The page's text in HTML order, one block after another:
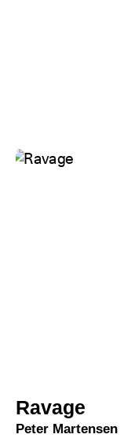
Fr
Ravage
Peter Martensen